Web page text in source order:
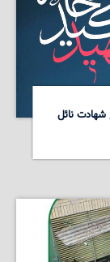
شهادت نائل